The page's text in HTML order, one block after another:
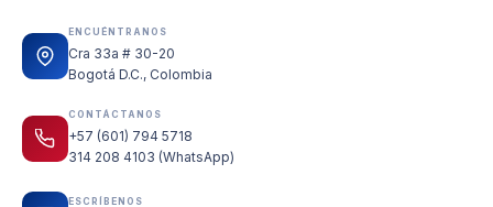
ENCUÉNTRANOS
Cra 33a # 30-20
Bogotá D.C., Colombia
CONTÁCTANOS
+57 (601) 794 5718
314 208 4103 (WhatsApp)
ESCRÍBENOS